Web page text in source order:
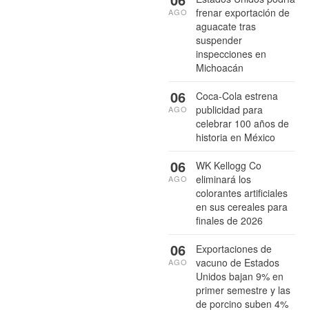
frenar exportación de
aguacate tras
suspender
inspecciones en
Michoacán
AGO
Coca-Cola estrena
publicidad para
celebrar 100 años de
historia en México
06
AGO
WK Kellogg Co
eliminará los
colorantes artificiales
en sus cereales para
finales de 2026
06
AGO
Exportaciones de
vacuno de Estados
Unidos bajan 9% en
primer semestre y las
de porcino suben 4%
06
AGO